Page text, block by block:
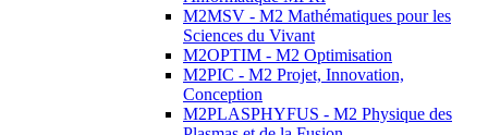
M2MSV - M2 Mathématiques pour les
Sciences du Vivant
M2OPTIM - M2 Optimisation
M2PIC - M2 Projet, Innovation,
Conception
M2PLASPHYFUS - M2 Physique des